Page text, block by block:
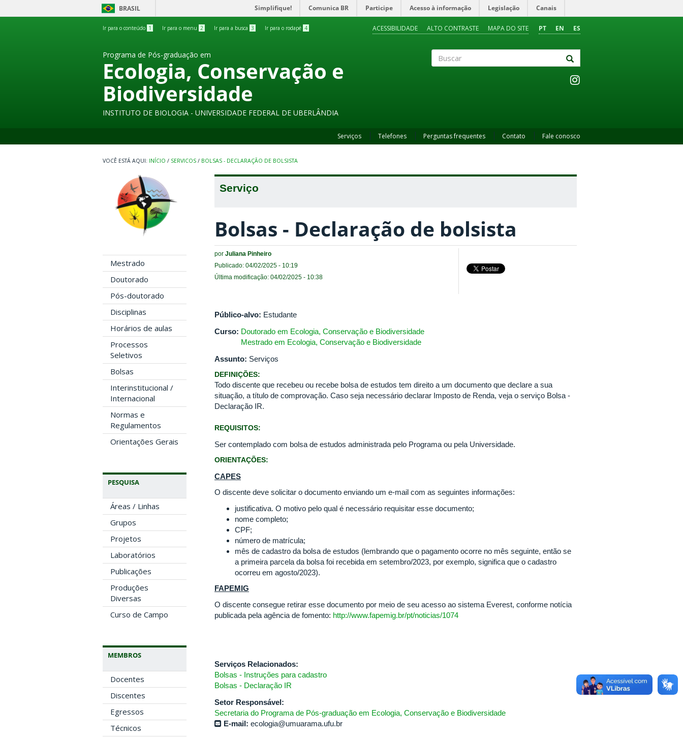
BRASIL Simplifique! Comunica BR Participe Acesso à informação Legislação Canais
Ir para o conteúdo 1 Ir para o menu 2 Ir para a busca 3 Ir para o rodapé 4 PT EN ES
ACESSIBILIDADE ALTO CONTRASTE MAPA DO SITE
Programa de Pós-graduação em
Ecologia, Conservação e
Biodiversidade
INSTITUTO DE BIOLOGIA - UNIVERSIDADE FEDERAL DE UBERLÂNDIA
Serviços Telefones Perguntas frequentes Contato Fale conosco
INÍCIO / SERVICOS / BOLSAS - DECLARAÇÃO DE BOLSISTA
Mestrado
Doutorado
Pós-doutorado
Disciplinas
Horários de aulas
Processos
Seletivos
Bolsas
Interinstitucional /
Internacional
Normas e
Regulamentos
Orientações Gerais
PESQUISA
Áreas / Linhas
Grupos
Projetos
Laboratórios
Publicações
Produções
Diversas
Curso de Campo
MEMBROS
Docentes
Discentes
Egressos
Técnicos
Serviço
Bolsas - Declaração de bolsista
por Juliana Pinheiro
Publicado: 04/02/2025 - 10:19
Última modificação: 04/02/2025 - 10:38
Público-alvo: Estudante
Curso: Doutorado em Ecologia, Conservação e Biodiversidade
Mestrado em Ecologia, Conservação e Biodiversidade
Assunto: Serviços
DEFINIÇÕES:
Todo discente que recebeu ou recebe bolsa de estudos tem direito a um documento que declare a sua
situação, a título de comprovação. Caso seja necessário declarar Imposto de Renda, veja o serviço Bolsa -
Declaração IR.
REQUISITOS:
Ser contemplado com bolsa de estudos administrada pelo Programa ou pela Universidade.
ORIENTAÇÕES:
CAPES
O discente deve solicitar o documento enviando um e-mail com as seguintes informações:
justificativa. O motivo pelo qual é necessário requisitar esse documento;
nome completo;
CPF;
número de matrícula;
mês de cadastro da bolsa de estudos (lembrando que o pagamento ocorre no mês seguinte, então se
a primeira parcela da bolsa foi recebida em setembro/2023, por exemplo, significa que o cadastro
ocorreu em agosto/2023).
FAPEMIG
O discente consegue retirar esse documento por meio de seu acesso ao sistema Everest, conforme notícia
publicada pela agência de fomento: http://www.fapemig.br/pt/noticias/1074
Serviços Relacionados:
Bolsas - Instruções para cadastro
Bolsas - Declaração IR
Setor Responsável:
Secretaria do Programa de Pós-graduação em Ecologia, Conservação e Biodiversidade
E-mail: ecologia@umuarama.ufu.br